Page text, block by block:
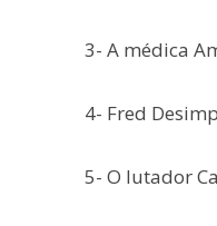
3- A médica
4- Fred
5- O lutador